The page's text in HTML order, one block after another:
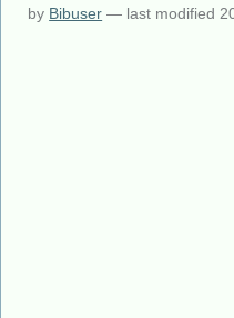
by Bibuser — last modified